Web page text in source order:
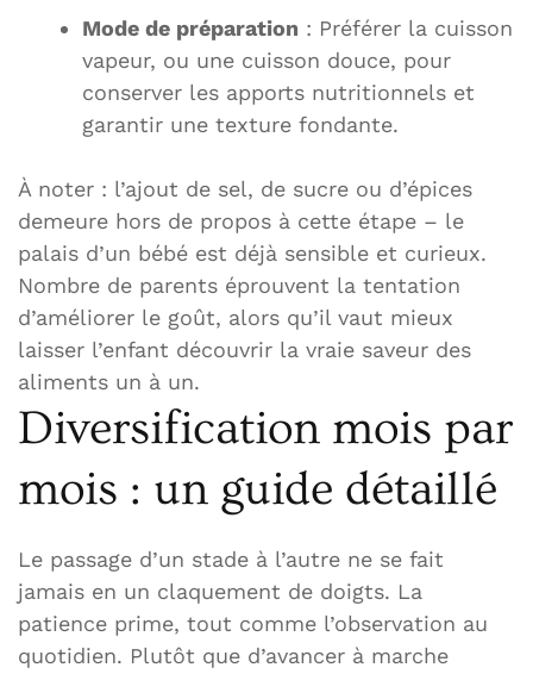
Mode de préparation : Préférer la cuisson
vapeur, ou une cuisson douce, pour
conserver les apports nutritionnels et
garantir une texture fondante.
À noter : l’ajout de sel, de sucre ou d’épices
demeure hors de propos à cette étape – le
palais d’un bébé est déjà sensible et curieux.
Nombre de parents éprouvent la tentation
d’améliorer le goût, alors qu’il vaut mieux
laisser l’enfant découvrir la vraie saveur des
aliments un à un.
Diversification mois par
mois : un guide détaillé
Le passage d’un stade à l’autre ne se fait
jamais en un claquement de doigts. La
patience prime, tout comme l’observation au
quotidien. Plutôt que d’avancer à marche